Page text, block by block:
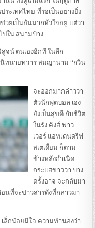
ะเทศไทย ที่รอเป็นอย่างยิ่ง
วยเป็นอันมากหัวใจอยู่ แต่ว่า
ปใน สนามบ้าง
จน์ ตนเองอีกที ในลีก
ทนายทวาร สมญานาม “กวิน
จะออกมากล่าวว่า
ตัวนักฟุตบอล เอง
ยังเป็นสุขดี กับชีวิต
ในรัง คิงส์ พาว
เวอร์ แอทเดนดรีฟ
สเตเดี้ยม ก็ตาม
ข้างหลังกำเนิด
กระแสข่าวว่า บาง
ครั้งอาจ จะกลับมา
นที่จะข่าวสารดังที่กล่าวมา
ล็กน้อยมีใจ ความทำนองว่า